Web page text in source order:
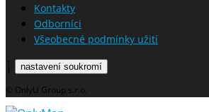
Kontakty
Odborníci
Všeobecné podmínky užití
| nastavení soukromí
© OnlyU Group s.r.o.